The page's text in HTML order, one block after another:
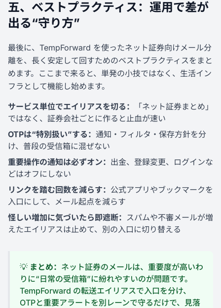
五、ベストプラクティス：運用で差が
出る“守り方”
最後に、TempForward を使ったネット証券向けメール分
離を、長く安定して回すためのベストプラクティスをまと
めます。ここまで来ると、単発の小技ではなく、生活イン
フラとして機能し始めます。
サービス単位でエイリアスを切る：
「ネット証券まとめ」
ではなく、証券会社ごとに作ると止血が速い
OTPは“特別扱い”する： 通知・フィルタ・保存方針を分
け、普段の受信箱に混ぜない
重要操作の通知は必ずオン： 出金、登録変更、ログインな
どはオフにしない
リンクを踏む回数を減らす： 公式アプリやブックマークを
入口にして、メール起点を減らす
怪しい増加に気づいたら即遮断： スパムや不審メールが増
えたエイリアスは止めて、別の入口に切り替える
💡 まとめ： ネット証券のメールは、重要度が高いわ
りに“日常の受信箱”に紛れやすいのが問題です。
TempForward の転送エイリアスで入口を分け、
OTPと重要アラートを別レーンで守るだけで、見落